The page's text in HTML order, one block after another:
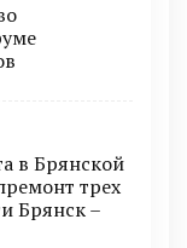
в Брянской
трех
Брянск –